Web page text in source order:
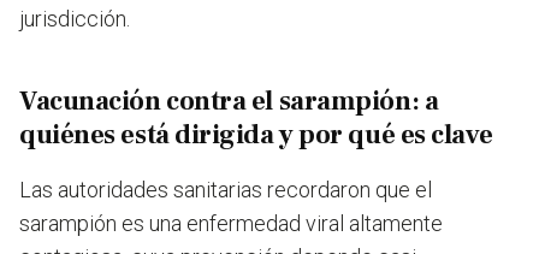
jurisdicción.
Vacunación contra el sarampión: a
quiénes está dirigida y por qué es clave
Las autoridades sanitarias recordaron que el
sarampión es una enfermedad viral altamente